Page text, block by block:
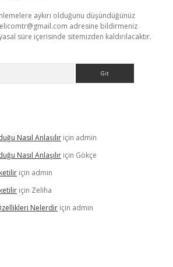
aykırı olduğunu düşündüğünüz
adresine bildirmeniz
süre içerisinde sitemizden kaldırılacaktır.
Nasıl Anlaşılır için admin
Nasıl Anlaşılır için Gökçe
için admin
için Zeliha
Nelerdir için admin